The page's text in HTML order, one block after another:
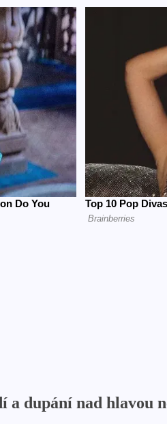
a dupání nad hlavou